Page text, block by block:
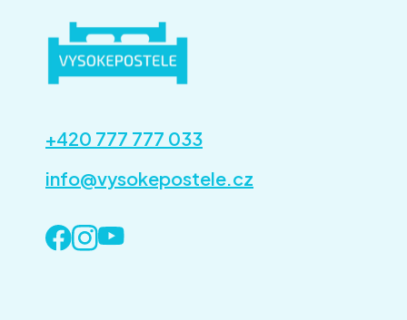
+420 777 777 033
info@vysokepostele.cz